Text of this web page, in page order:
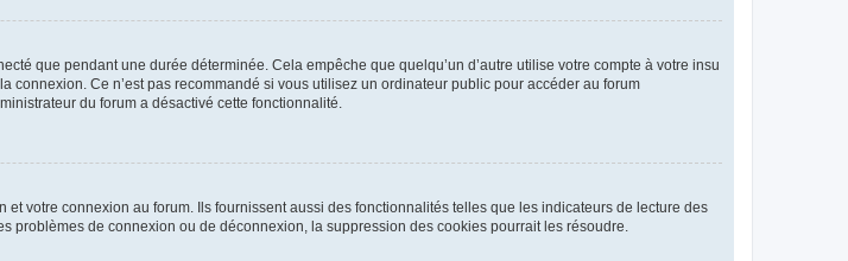
que pendant une durée déterminée. Cela empêche que quelqu’un d’autre utilise votre compte à votre insu
connexion. Ce n’est pas recommandé si vous utilisez un ordinateur public pour accéder au forum
du forum a désactivé cette fonctionnalité.
votre connexion au forum. Ils fournissent aussi des fonctionnalités telles que les indicateurs de lecture des
problèmes de connexion ou de déconnexion, la suppression des cookies pourrait les résoudre.